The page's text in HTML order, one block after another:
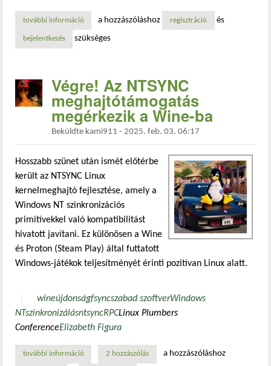
további információturbó fokozatra kapcsolt a wine a legújabb fejlesztői
a hozzászóláshoz regisztráció és
bejelentkezés szükséges
Végre! Az NTSYNC
meghajtótámogatás
megérkezik a Wine-ba
Beküldte kami911 - 2025. feb. 03. 06:17
Hosszabb szünet után ismét előtérbe
került az NTSYNC Linux
kernelmeghajtó fejlesztése, amely a
Windows NT szinkronizációs
primitívekkel való kompatibilitást
hivatott javítani. Ez különösen a Wine
és Proton (Steam Play) által futtatott
Windows-játékok teljesítményét érinti pozitívan Linux alatt.
wineújdonságfsyncszabad szoftverWindows
NTszinkronizálásntsyncRPCLinux Plumbers
ConferenceElizabeth Figura
további információvégre! az ntsync meghajtótámogatás megérkezik a wine-
2 hozzászólás a hozzászóláshoz